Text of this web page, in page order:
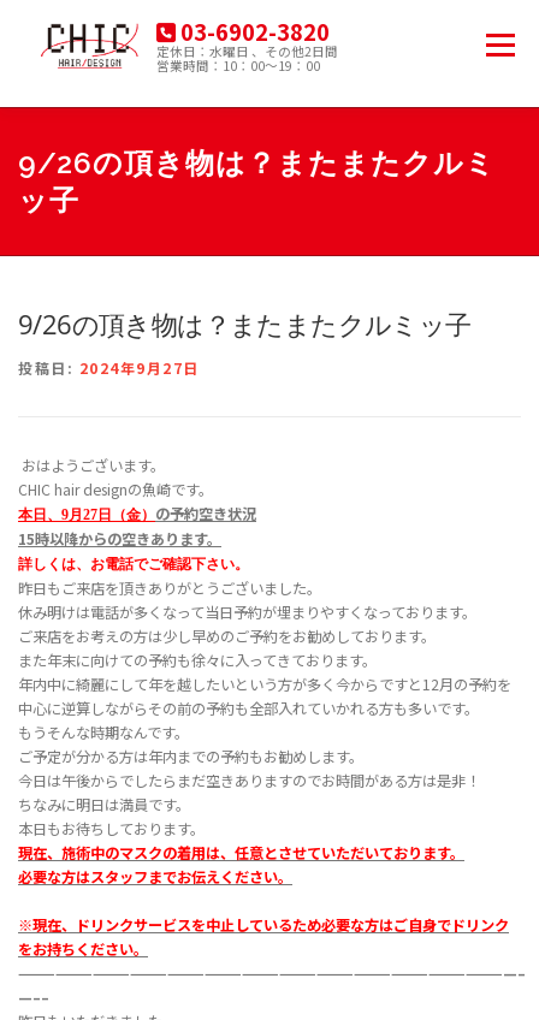
ツ
03-6902-3820
定休日：水曜日 、その他2日間
営業時間：10：00～19：00
メニュー
HOME MENU PRODUCT ACCESS
9/26の頂き物は？またまたクルミ
ッ子
9/26の頂き物は？またまたクルミッ子
投稿日: 2024年9月27日
おはようございます。
CHIC hair designの魚崎です。
本日、9月27日（金） の予約空き状況
15時以降からの空きあります。
詳しくは、お電話でご確認下さい。
昨日もご来店を頂きありがとうございました。
休み明けは電話が多くなって当日予約が埋まりやすくなっております。
ご来店をお考えの方は少し早めのご予約をお勧めしております。
また年末に向けての予約も徐々に入ってきております。
年内中に綺麗にして年を越したいという方が多く今からですと12月の予約を
中心に逆算しながらその前の予約も全部入れていかれる方も多いです。
もうそんな時期なんです。
ご予定が分かる方は年内までの予約もお勧めします。
今日は午後からでしたらまだ空きありますのでお時間がある方は是非！
ちなみに明日は満員です。
本日もお待ちしております。
現在、施術中のマスクの着用は、任意とさせていただいております。
必要な方はスタッフまでお伝えください。
※現在、ドリンクサービスを中止しているため必要な方はご自身でドリンク
をお持ちください。
————————————————————————————————————————–
—––